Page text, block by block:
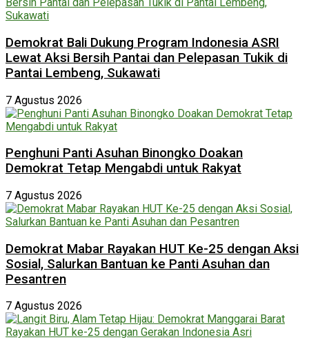
Demokrat Bali Dukung Program Indonesia ASRI
Lewat Aksi Bersih Pantai dan Pelepasan Tukik di
Pantai Lembeng, Sukawati
7 Agustus 2026
Penghuni Panti Asuhan Binongko Doakan
Demokrat Tetap Mengabdi untuk Rakyat
7 Agustus 2026
Demokrat Mabar Rayakan HUT Ke-25 dengan Aksi
Sosial, Salurkan Bantuan ke Panti Asuhan dan
Pesantren
7 Agustus 2026